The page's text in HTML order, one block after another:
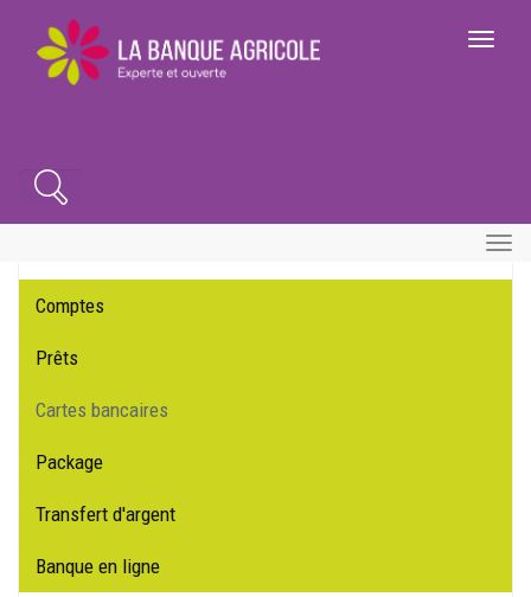
principal
Toggle
Search
Toggle
Main
navigation
Comptes
Prêts
Cartes bancaires
Package
Transfert d'argent
Banque en ligne